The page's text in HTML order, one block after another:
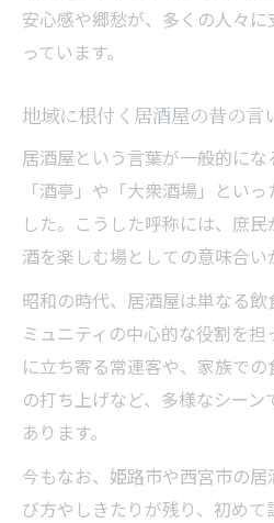
安心感や郷愁が、多くの人々
っています。
地域に根付く居酒屋の昔の言
居酒屋という言葉が一般的に
「酒亭」や「大衆酒場」とい
した。こうした呼称には、庶
酒を楽しむ場としての意味合い
昭和の時代、居酒屋は単なる
ミュニティの中心的な役割を
に立ち寄る常連客や、家族で
の打ち上げなど、多様なシー
あります。
今もなお、姫路市や西宮市の
び方やしきたりが残り、初め